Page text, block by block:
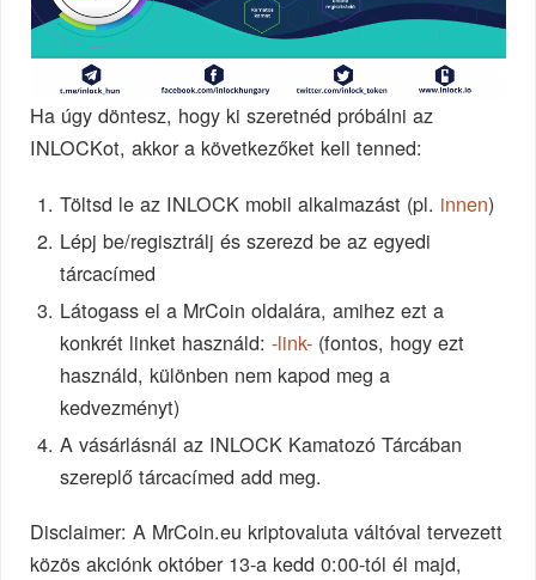
Ha úgy döntesz, hogy ki szeretnéd próbálni az
INLOCKot, akkor a következőket kell tenned:
Töltsd le az INLOCK mobil alkalmazást (pl. innen)
Lépj be/regisztrálj és szerezd be az egyedi
tárcacímed
Látogass el a MrCoin oldalára, amihez ezt a
konkrét linket használd: -link-(fontos, hogy ezt
használd, különben nem kapod meg a
kedvezményt)
A vásárlásnál az INLOCK Kamatozó Tárcában
szereplő tárcacímed add meg.
Disclaimer: A MrCoin.eu kriptovaluta váltóval tervezett
közös akciónk október 13-a kedd 0:00-tól él majd,